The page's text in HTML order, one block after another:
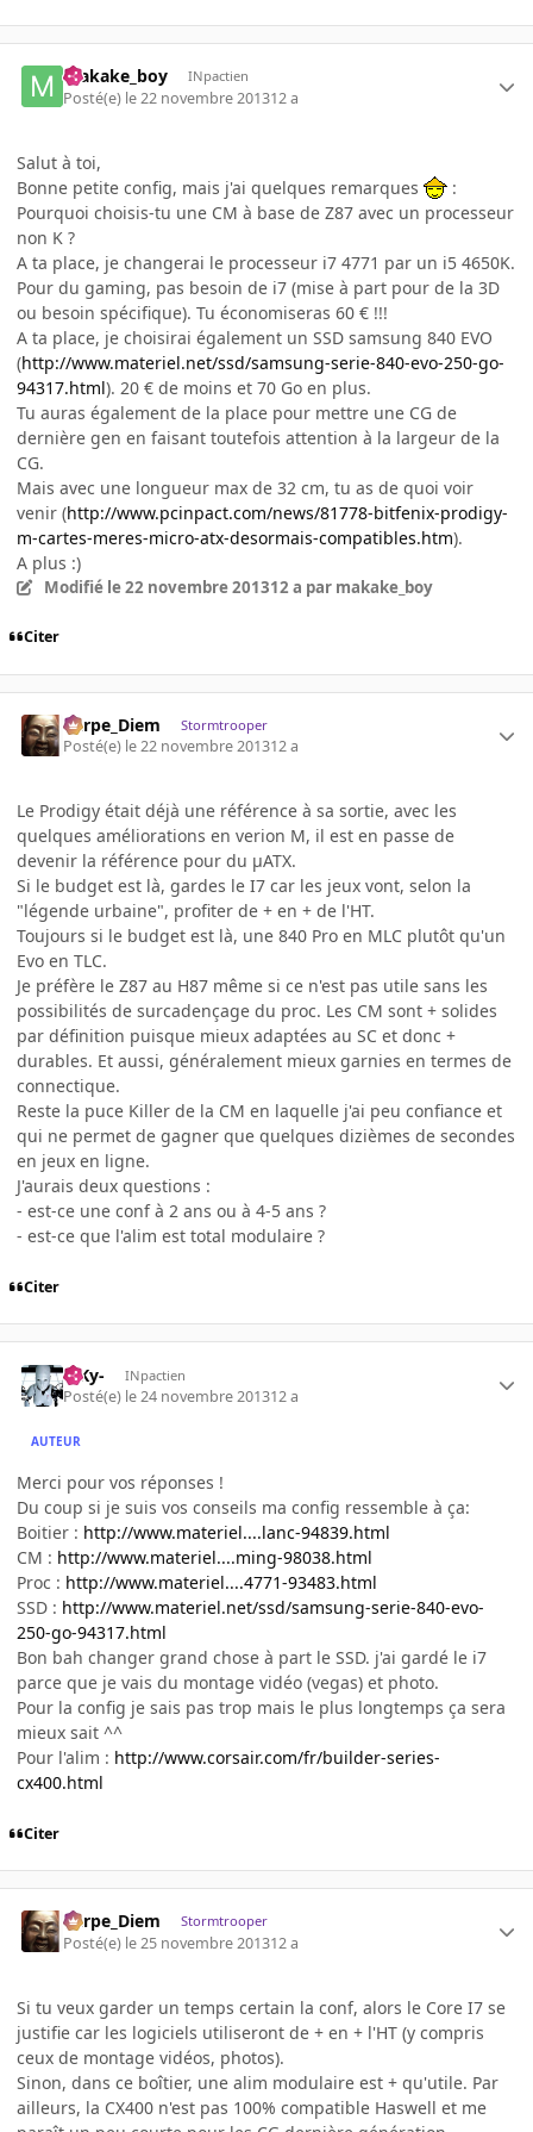
makake_boy INpactien
Posté(e) le 22 novembre 201312 a
Salut à toi,
Bonne petite config, mais j'ai quelques remarques
:
Pourquoi choisis-tu une CM à base de Z87 avec un processeur
non K ?
A ta place, je changerai le processeur i7 4771 par un i5 4650K.
Pour du gaming, pas besoin de i7 (mise à part pour de la 3D
ou besoin spécifique). Tu économiseras 60 € !!!
A ta place, je choisirai également un SSD samsung 840 EVO
(http://www.materiel.net/ssd/samsung-serie-840-evo-250-go-
94317.html). 20 € de moins et 70 Go en plus.
Tu auras également de la place pour mettre une CG de
dernière gen en faisant toutefois attention à la largeur de la
CG.
Mais avec une longueur max de 32 cm, tu as de quoi voir
venir (http://www.pcinpact.com/news/81778-bitfenix-prodigy-
m-cartes-meres-micro-atx-desormais-compatibles.htm).
A plus :)
Modifié le 22 novembre 201312 a par makake_boy
Citer
Carpe_Diem Stormtrooper
Posté(e) le 22 novembre 201312 a
Le Prodigy était déjà une référence à sa sortie, avec les
quelques améliorations en verion M, il est en passe de
devenir la référence pour du µATX.
Si le budget est là, gardes le I7 car les jeux vont, selon la
"légende urbaine", profiter de + en + de l'HT.
Toujours si le budget est là, une 840 Pro en MLC plutôt qu'un
Evo en TLC.
Je préfère le Z87 au H87 même si ce n'est pas utile sans les
possibilités de surcadençage du proc. Les CM sont + solides
par définition puisque mieux adaptées au SC et donc +
durables. Et aussi, généralement mieux garnies en termes de
connectique.
Reste la puce Killer de la CM en laquelle j'ai peu confiance et
qui ne permet de gagner que quelques dizièmes de secondes
en jeux en ligne.
J'aurais deux questions :
- est-ce une conf à 2 ans ou à 4-5 ans ?
- est-ce que l'alim est total modulaire ?
Citer
-SKy- INpactien
Posté(e) le 24 novembre 201312 a
AUTEUR
Merci pour vos réponses !
Du coup si je suis vos conseils ma config ressemble à ça:
Boitier : http://www.materiel....lanc-94839.html
CM : http://www.materiel....ming-98038.html
Proc : http://www.materiel....4771-93483.html
SSD : http://www.materiel.net/ssd/samsung-serie-840-evo-
250-go-94317.html
Bon bah changer grand chose à part le SSD. j'ai gardé le i7
parce que je vais du montage vidéo (vegas) et photo.
Pour la config je sais pas trop mais le plus longtemps ça sera
mieux sait ^^
Pour l'alim : http://www.corsair.com/fr/builder-series-
cx400.html
Citer
Carpe_Diem Stormtrooper
Posté(e) le 25 novembre 201312 a
Si tu veux garder un temps certain la conf, alors le Core I7 se
justifie car les logiciels utiliseront de + en + l'HT (y compris
ceux de montage vidéos, photos).
Sinon, dans ce boîtier, une alim modulaire est + qu'utile. Par
ailleurs, la CX400 n'est pas 100% compatible Haswell et me